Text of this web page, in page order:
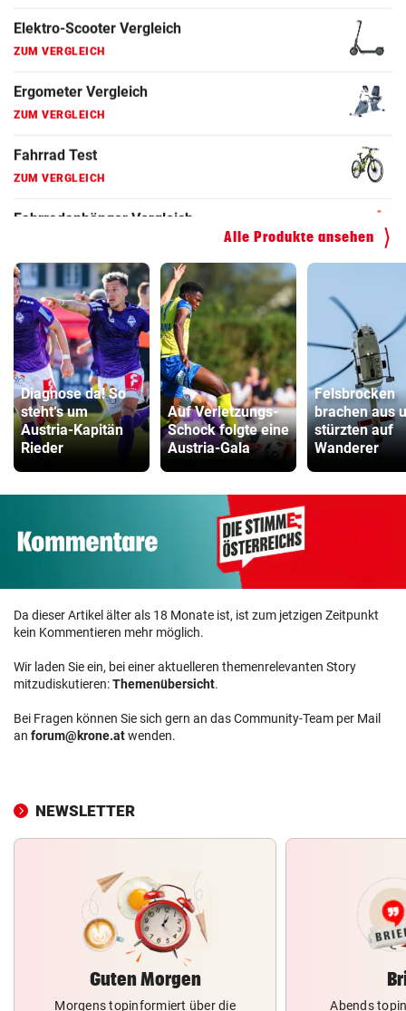
ZUM VERGLEICH
ZUM VERGLEICH
ZUM VERGLEICH
ZUM VERGLEICH
Alle Produkte ansehen
Diagnose da! So
steht‘s um
Austria-Kapitän
Rieder
Auf Verletzungs-
Schock folgte eine
Austria-Gala
Felsbrocken
brachen aus
stürzten auf
Wanderer
Da dieser Artikel älter als 18 Monate ist, ist zum jetzigen Zeitpunkt
kein Kommentieren mehr möglich.
Wir laden Sie ein, bei einer aktuelleren themenrelevanten Story
mitzudiskutieren:Themenübersicht.
Bei Fragen können Sie sich gern an das Community-Team per Mail
an forum@krone.atwenden.
NEWSLETTER
Guten Morgen
Morgens topinformiert über die
Abends